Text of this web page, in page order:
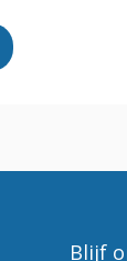
Blijf